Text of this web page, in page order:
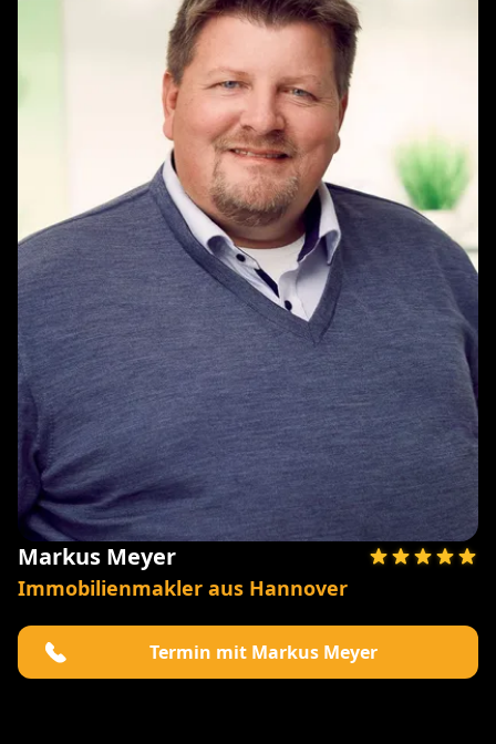
Markus Meyer
Immobilienmakler aus Hannover
Termin mit Markus Meyer